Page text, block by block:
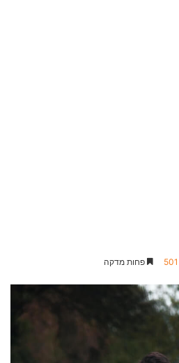
501 פחות מדקה